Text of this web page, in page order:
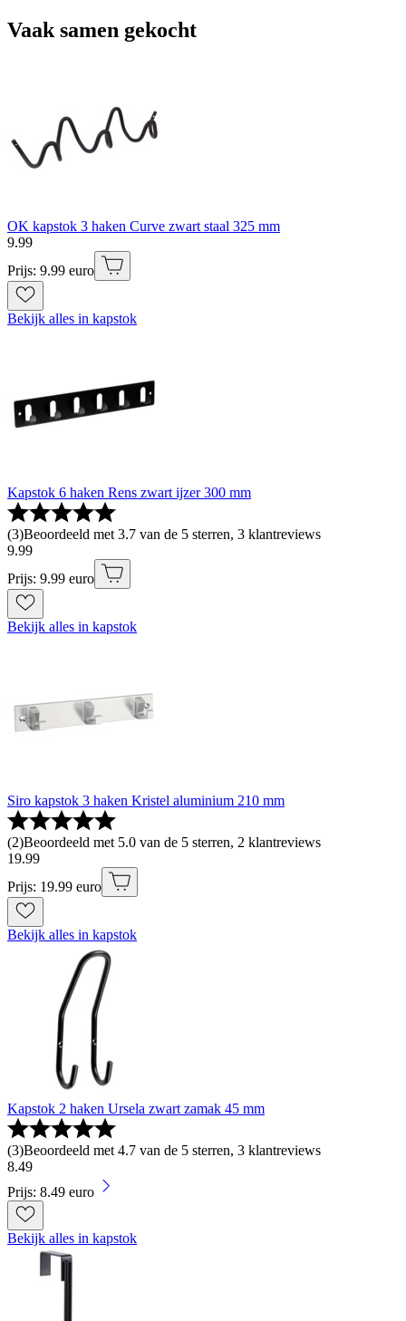
Vaak samen gekocht
OK kapstok 3 haken Curve zwart staal 325 mm
9.99
Prijs: 9.99 euro
Bekijk alles in kapstok
Kapstok 6 haken Rens zwart ijzer 300 mm
(3)Beoordeeld met 3.7 van de 5 sterren, 3 klantreviews
9.99
Prijs: 9.99 euro
Bekijk alles in kapstok
Siro kapstok 3 haken Kristel aluminium 210 mm
(2)Beoordeeld met 5.0 van de 5 sterren, 2 klantreviews
19.99
Prijs: 19.99 euro
Bekijk alles in kapstok
Kapstok 2 haken Ursela zwart zamak 45 mm
(3)Beoordeeld met 4.7 van de 5 sterren, 3 klantreviews
8.49
Prijs: 8.49 euro
Bekijk alles in kapstok